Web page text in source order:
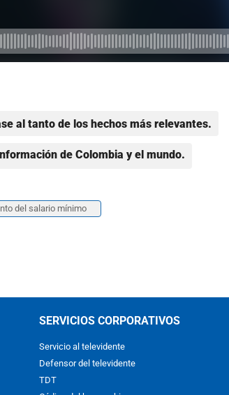
al tanto de los hechos más relevantes.
de Colombia y el mundo.
del salario mínimo
SERVICIOS CORPORATIVOS
Servicio al televidente
Defensor del televidente
TDT